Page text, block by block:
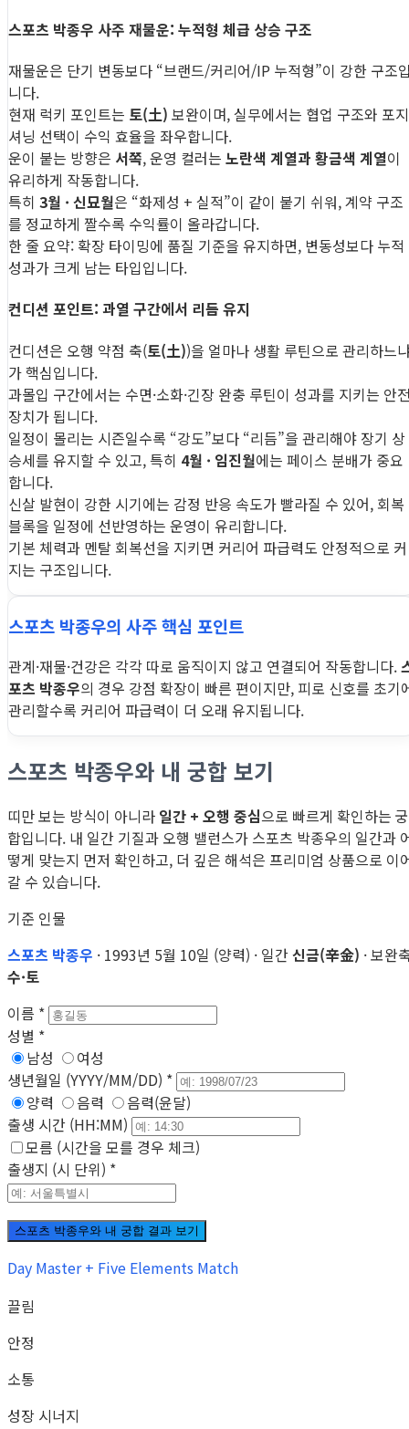
스포츠 박종우 사주 재물운: 누적형 체급 상승 구조
재물운은 단기 변동보다 “브랜드/커리어/IP 누적형”이 강한 구조
니다.
현재 럭키 포인트는 토(土) 보완이며, 실무에서는 협업 구조와 포지
셔닝 선택이 수익 효율을 좌우합니다.
운이 붙는 방향은 서쪽, 운영 컬러는 노란색 계열과 황금색 계열이
유리하게 작동합니다.
특히 3월 · 신묘월은 “화제성 + 실적”이 같이 붙기 쉬워, 계약 구조
를 정교하게 짤수록 수익률이 올라갑니다.
한 줄 요약: 확장 타이밍에 품질 기준을 유지하면, 변동성보다 누적
성과가 크게 남는 타입입니다.
컨디션 포인트: 과열 구간에서 리듬 유지
컨디션은 오행 약점 축(토(土))을 얼마나 생활 루틴으로 관리하느
가 핵심입니다.
과몰입 구간에서는 수면·소화·긴장 완충 루틴이 성과를 지키는 안
장치가 됩니다.
일정이 몰리는 시즌일수록 “강도”보다 “리듬”을 관리해야 장기 상
승세를 유지할 수 있고, 특히 4월 · 임진월에는 페이스 분배가 중요
합니다.
신살 발현이 강한 시기에는 감정 반응 속도가 빨라질 수 있어, 회복
블록을 일정에 선반영하는 운영이 유리합니다.
기본 체력과 멘탈 회복선을 지키면 커리어 파급력도 안정적으로 커
지는 구조입니다.
스포츠 박종우의 사주 핵심 포인트
관계·재물·건강은 각각 따로 움직이지 않고 연결되어 작동합니다.
포츠 박종우의 경우 강점 확장이 빠른 편이지만, 피로 신호를 초기
관리할수록 커리어 파급력이 더 오래 유지됩니다.
스포츠 박종우와 내 궁합 보기
띠만 보는 방식이 아니라 일간 + 오행 중심으로 빠르게 확인하는 궁
합입니다. 내 일간 기질과 오행 밸런스가 스포츠 박종우의 일간과
떻게 맞는지 먼저 확인하고, 더 깊은 해석은 프리미엄 상품으로 이
갈 수 있습니다.
기준 인물
스포츠 박종우 · 1993년 5월 10일 (양력) · 일간신금(辛金) · 보완
수·토
이름 *
성별 *
남성
여성
생년월일 (YYYY/MM/DD) *
양력
음력
음력(윤달)
출생 시간 (HH:MM)
모름 (시간을 모를 경우 체크)
출생지 (시 단위) *
스포츠 박종우와 내 궁합 결과 보기
Day Master + Five Elements Match
끌림
안정
소통
성장 시너지